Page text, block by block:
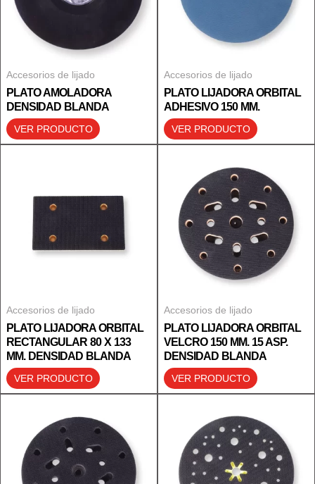
Accesorios de lijado
PLATO AMOLADORA
DENSIDAD BLANDA
VER PRODUCTO
Accesorios de lijado
PLATO LIJADORA ORBITAL
ADHESIVO 150 MM.
VER PRODUCTO
Accesorios de lijado
PLATO LIJADORA ORBITAL
RECTANGULAR 80 X 133
MM. DENSIDAD BLANDA
VER PRODUCTO
Accesorios de lijado
PLATO LIJADORA ORBITAL
VELCRO 150 MM. 15 ASP.
DENSIDAD BLANDA
VER PRODUCTO